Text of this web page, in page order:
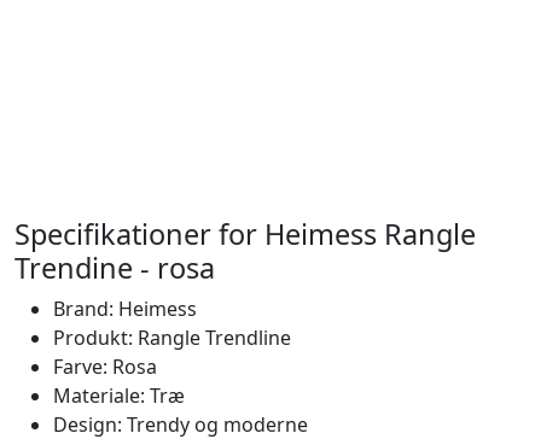
Specifikationer for Heimess Rangle
Trendine - rosa
Brand: Heimess
Produkt: Rangle Trendline
Farve: Rosa
Materiale: Træ
Design: Trendy og moderne